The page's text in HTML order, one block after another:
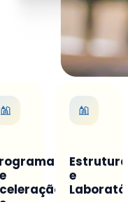
Estrutura
e
LaboratóriosPrática